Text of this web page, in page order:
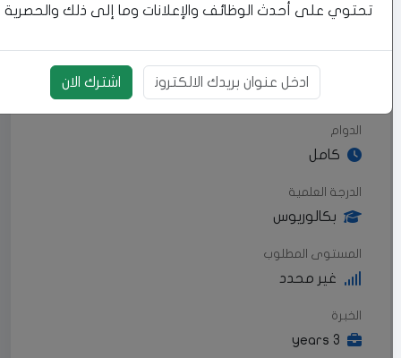
المنطقة
الدوام
كامل
الدرجة العلمية
بكالوريوس
المستوى المطلوب
غير محدد
الخبرة
3 years
تحتوي على أحدث الوظائف والإعلانات وما إلى ذلك والحصرية
بريد الالكتروني
اشترك الان